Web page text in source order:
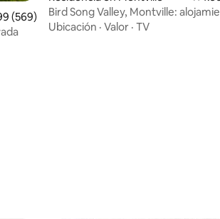
promedio: 4.99 de 5; 569
(569)
Bird Song Valley, Montville:
entre los árboles
Ubicación · Valor · TV